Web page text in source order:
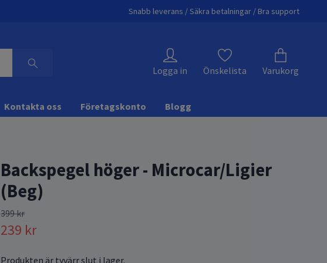
Snabb leverans / Säkra betalningar / Bra support
Logga in Önskelista Varukorg
Kontakta oss Företagskonto Blogg
Backspegel höger - Microcar/Ligier
(Beg)
399 kr
239 kr
Produkten är tyvärr slut i lager.